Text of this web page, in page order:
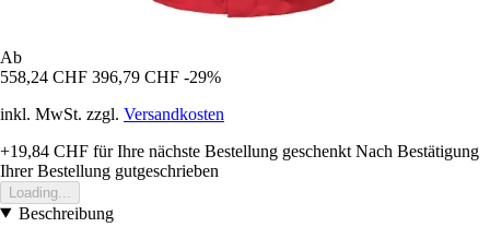
Ab
558,24 CHF 396,79 CHF -29%
inkl. MwSt. zzgl. Versandkosten
+19,84 CHF für Ihre nächste Bestellung geschenkt Nach Bestätigung
Ihrer Bestellung gutgeschrieben
Loading...
Beschreibung